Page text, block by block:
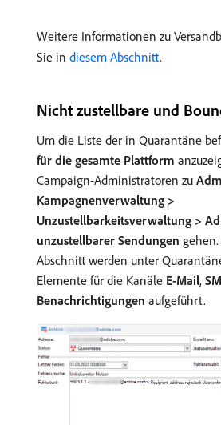
Weitere Informationen zu
Sie in diesem Abschnitt.
Nicht zustellbare und
Um die Liste der in Quarantäne
für die gesamte Plattform
Campaign-Administratoren zu
Kampagnenverwaltung >
Unzustellbarkeitsverwaltung >
unzustellbarer Sendungen
Abschnitt werden unter
Elemente für die Kanäle E-Mail,
Benachrichtigungen aufgeführt.